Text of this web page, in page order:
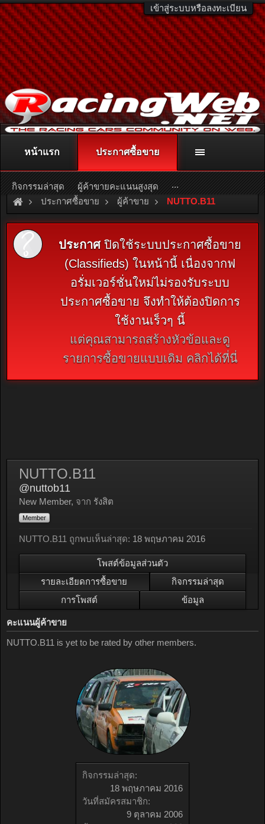
เข้าสู่ระบบหรือลงทะเบียน
ติดต่อลงโฆษณา racingweb@gmail.com
หรือโทร. 081-811-1138
หรืออ่านรายละเอียดเพิ่มเติม คลิกที่นี่
ประกาศซื้อขาย ผู้ค้าขาย NUTTO.B11
ประกาศปิดใช้ระบบประกาศซื้อขาย
(Classifieds) ในหน้านี้ เนื่องจากฟ
อรั่มเวอร์ชั่นใหม่ไม่รองรับระบบ
ประกาศซื้อขาย จึงทำให้ต้องปิดการ
ใช้งานเร็วๆ นี้
แต่คุณสามารถสร้างหัวข้อและดู
รายการซื้อขายแบบเดิม คลิกได้ที่นี่
กิจกรรมล่าสุด:
18 พฤษภาคม 2016
วันที่สมัครสมาชิก:
9 ตุลาคม 2006
NUTTO.B11
@nuttob11
New Member, จาก รังสิต
Member
NUTTO.B11 ถูกพบเห็นล่าสุด: 18 พฤษภาคม 2016
โพสต์ข้อมูลส่วนตัว
รายละเอียดการซื้อขาย
กิจกรรมล่าสุด
การโพสต์
ข้อมูล
คะแนนผู้ค้าขาย
NUTTO.B11 is yet to be rated by other members.
หน้าแรก ประกาศซื้อขาย
กิจกรรมล่าสุด ผู้ค้าขายคะแนนสูงสุด ...